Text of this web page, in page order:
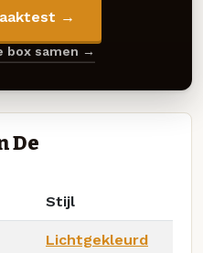
→
box samen →
De
Stijl
Lichtgekleurd